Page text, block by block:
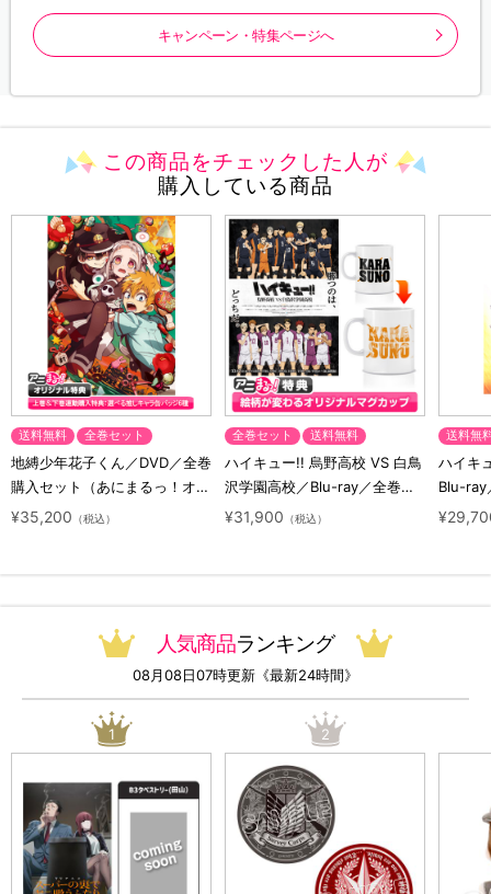
キャンペーン・特集ページへ
この商品をチェックした人が
購入している商品
送料無料 全巻セット
地縛少年花子くん／DVD／全巻
購入セット（あにまるっ！オリ
ジナル特典付き・送料無料）
¥35,200 （税込）
全巻セット 送料無料
ハイキュー!! 烏野高校 VS 白鳥
沢学園高校／Blu-ray／全巻セ
ット（初回生産限定・アニまる
¥31,900 （税込）
送料無
ハイキ
Blu-ray
ト（初
人気商品ランキング
08月08日07時更新《最新24時間》
1 2